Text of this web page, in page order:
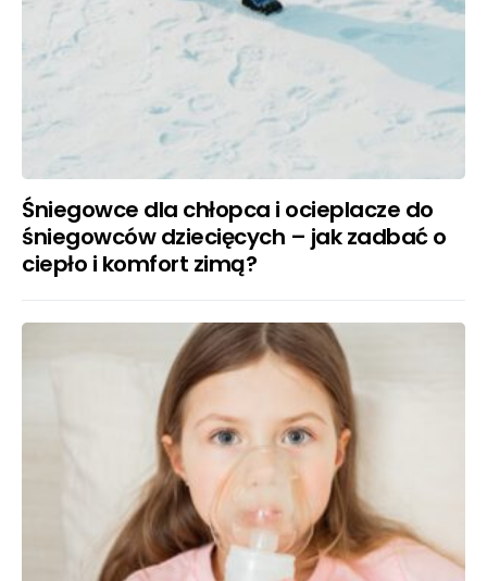
Śniegowce dla chłopca i ocieplacze do
śniegowców dziecięcych – jak zadbać o
ciepło i komfort zimą?